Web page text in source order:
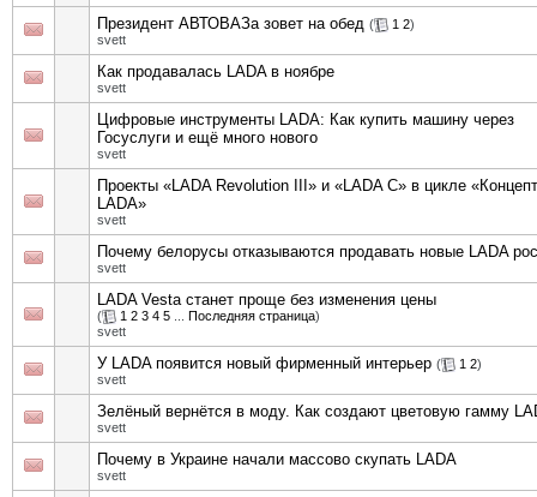
Президент АВТОВАЗа зовет на обед ( 1 2)
svett
Как продавалась LADA в ноябре
svett
Цифровые инструменты LADA: Как купить машину через
Госуслуги и ещё много нового
svett
Проекты «LADA Revolution III» и «LADA С» в цикле
LADA»
svett
Почему белорусы отказываются продавать новые LADA
svett
LADA Vesta станет проще без изменения цены
( 1 2 3 4 5 Последняя страница)
svett
У LADA появится новый фирменный интерьер ( 1 2)
svett
Зелёный вернётся в моду. Как создают цветовую гамму
svett
Почему в Украине начали массово скупать LADA
svett